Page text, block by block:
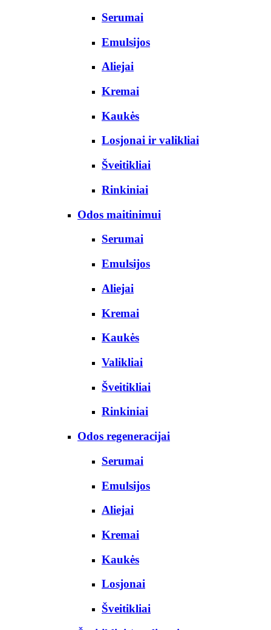
Serumai
Emulsijos
Aliejai
Kremai
Kaukės
Losjonai ir valikliai
Šveitikliai
Rinkiniai
Odos maitinimui
Serumai
Emulsijos
Aliejai
Kremai
Kaukės
Valikliai
Šveitikliai
Rinkiniai
Odos regeneracijai
Serumai
Emulsijos
Aliejai
Kremai
Kaukės
Losjonai
Šveitikliai